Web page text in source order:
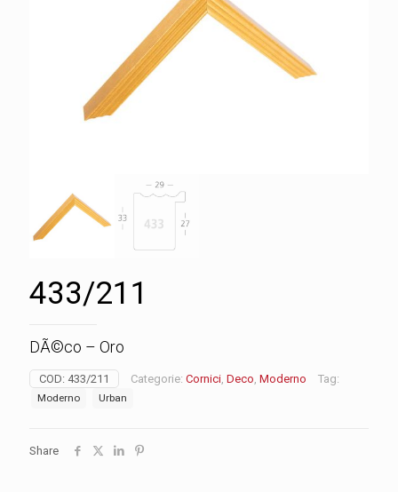
433/211
DÃ©co – Oro
COD: 433/211 Categorie: Cornici, Deco, Moderno Tag:
Moderno Urban
Share